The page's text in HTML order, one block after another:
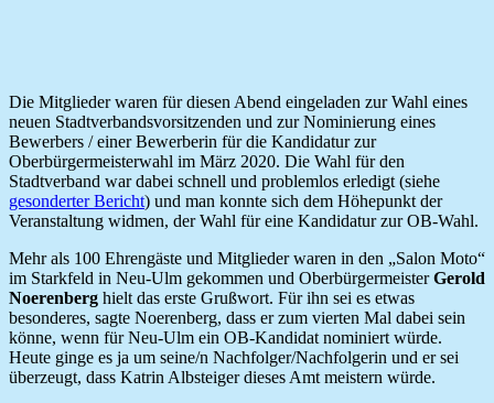
Die Mitglieder waren für diesen Abend eingeladen zur Wahl eines
neuen Stadtverbandsvorsitzenden und zur Nominierung eines
Bewerbers / einer Bewerberin für die Kandidatur zur
Oberbürgermeisterwahl im März 2020. Die Wahl für den
Stadtverband war dabei schnell und problemlos erledigt (siehe
gesonderter Bericht) und man konnte sich dem Höhepunkt der
Veranstaltung widmen, der Wahl für eine Kandidatur zur OB-Wahl.
Mehr als 100 Ehrengäste und Mitglieder waren in den „Salon Moto“
im Starkfeld in Neu-Ulm gekommen und OberbürgermeisterGerold
Noerenberg hielt das erste Grußwort. Für ihn sei es etwas
besonderes, sagte Noerenberg, dass er zum vierten Mal dabei sein
könne, wenn für Neu-Ulm ein OB-Kandidat nominiert würde.
Heute ginge es ja um seine/n Nachfolger/Nachfolgerin und er sei
überzeugt, dass Katrin Albsteiger dieses Amt meistern würde.